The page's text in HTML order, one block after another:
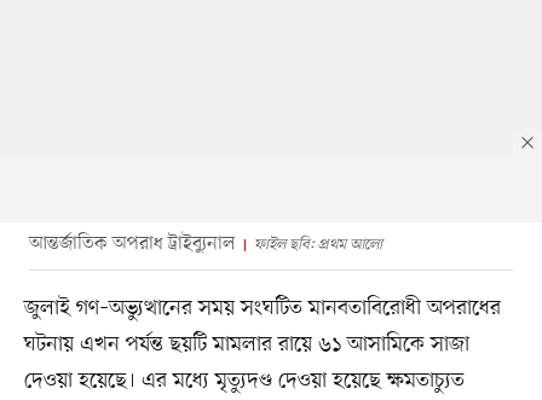
আন্তর্জাতিক অপরাধ ট্রাইব্যুনাল ফাইল ছবি: প্রথম আলো
জুলাই গণ–অভ্যুত্থানের সময় সংঘটিত মানবতাবিরোধী অপরাধের
ঘটনায় এখন পর্যন্ত ছয়টি মামলার রায়ে ৬১ আসামিকে সাজা
দেওয়া হয়েছে। এর মধ্যে মৃত্যুদণ্ড দেওয়া হয়েছে ক্ষমতাচ্যুত